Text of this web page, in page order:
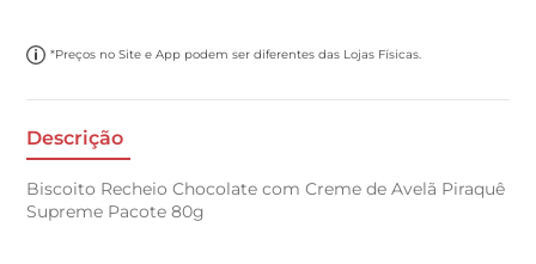
*Preços no Site e App podem ser diferentes das Lojas Físicas.
Descrição
Biscoito Recheio Chocolate com Creme de Avelã Piraquê
Supreme Pacote 80g